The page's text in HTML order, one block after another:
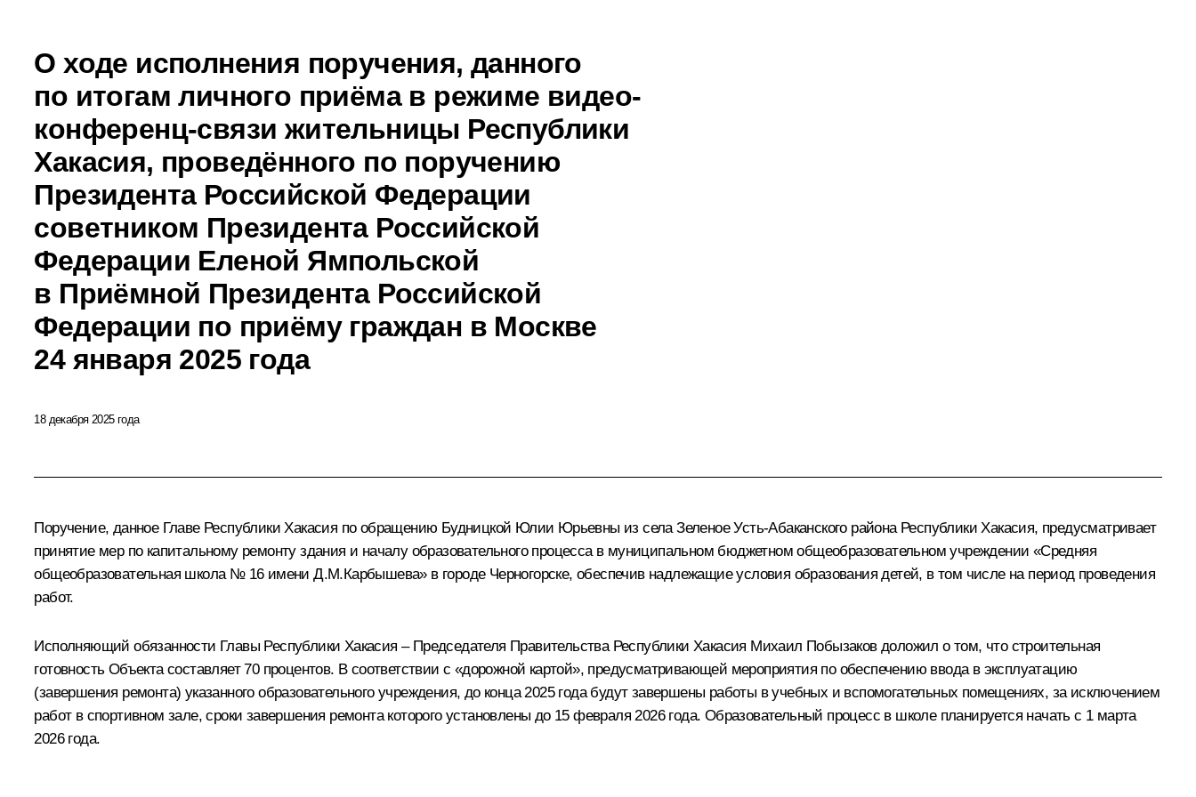
О ходе исполнения поручения, данного
по итогам личного приёма в режиме видео-
конференц-связи жительницы Республики
Хакасия, проведённого по поручению
Президента Российской Федерации
советником Президента Российской
Федерации Еленой Ямпольской
в Приёмной Президента Российской
Федерации по приёму граждан в Москве
24 января 2025 года
18 декабря 2025 года
Поручение, данное Главе Республики Хакасия по обращению Будницкой Юлии Юрьевны из села Зеленое Усть-Абаканского района Республики Хакасия, предусматривает
принятие мер по капитальному ремонту здания и началу образовательного процесса в муниципальном бюджетном общеобразовательном учреждении «Средняя
общеобразовательная школа № 16 имени Д.М.Карбышева» в городе Черногорске, обеспечив надлежащие условия образования детей, в том числе на период проведения
работ.
Исполняющий обязанности Главы Республики Хакасия – Председателя Правительства Республики Хакасия Михаил Побызаков доложил о том, что строительная
готовность Объекта составляет 70 процентов. В соответствии с «дорожной картой», предусматривающей мероприятия по обеспечению ввода в эксплуатацию
(завершения ремонта) указанного образовательного учреждения, до конца 2025 года будут завершены работы в учебных и вспомогательных помещениях, за исключением
работ в спортивном зале, сроки завершения ремонта которого установлены до 15 февраля 2026 года. Образовательный процесс в школе планируется начать с 1 марта
2026 года.